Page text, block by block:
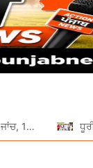
ਆਰਟੀਓ ਵੱਲੋਂ ਵਿਸ਼ੇਸ਼ ਰਾਤਰੀ ਜਾਂਚ, 11 ਵਾਹਨਾਂ ਦੇ ਕੱਟੇ ਚਲਾਨ